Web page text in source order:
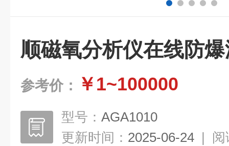
顺磁氧分析仪在线防
参考价： ￥1~100000
型号： AGA1010
更新时间： 2025-06-24 | 阅